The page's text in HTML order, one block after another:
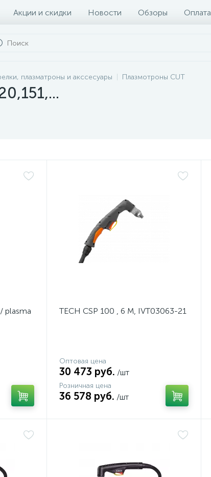
Акции и скидки Новости Обзоры Оплата
плазматроны и акссесуары Плазмотроны CUT
plasma
TECH CSP 100 , 6 М, IVT03063-21
Оптовая цена
30 473 руб. /шт
Розничная цена
36 578 руб. /шт